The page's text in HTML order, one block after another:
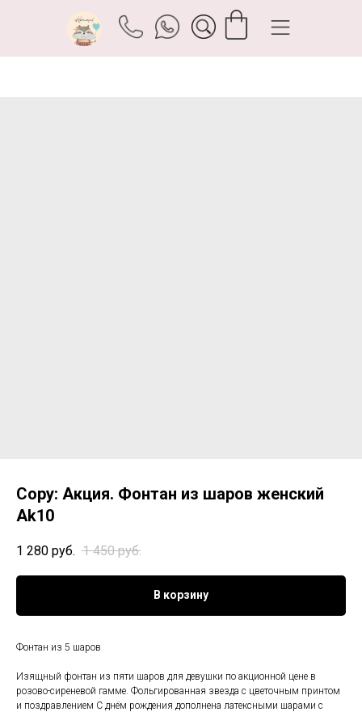
Copy: Акция. Фонтан из шаров женский
Ak10
1 280 руб. 1 450 руб.
В корзину
Фонтан из 5 шаров
Изящный фонтан из пяти шаров для девушки по акционной цене в
розово-сиреневой гамме. Фольгированная звезда с цветочным принтом
и поздравлением С днём рождения дополнена латексными шарами с